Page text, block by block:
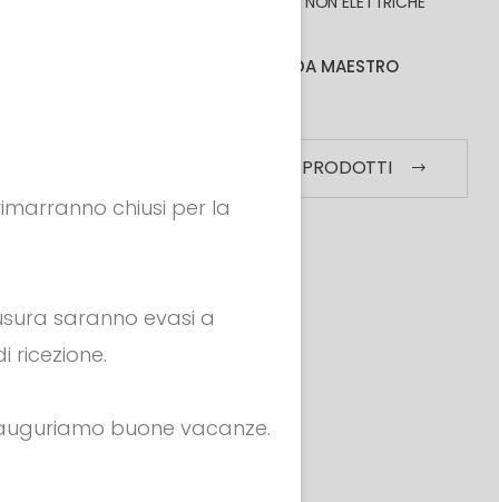
ABBIGLIAMENTO DA MAESTRO
VEDI TUTTI I PRODOTTI
chiusi per la
saranno evasi a
ricezione.
buone vacanze.